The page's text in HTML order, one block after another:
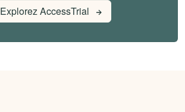
Explorez AccessTrial